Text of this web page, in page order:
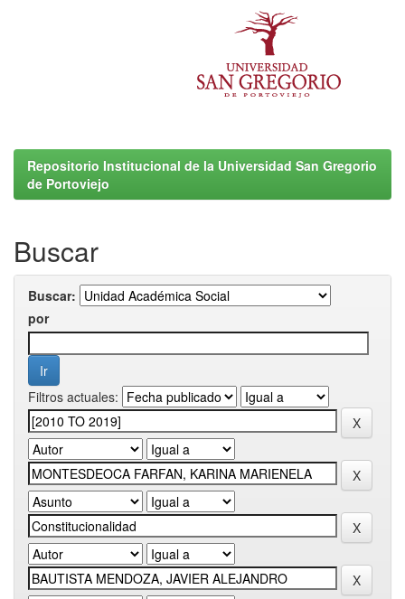
Repositorio Institucional de la Universidad San Gregorio
de Portoviejo
Buscar
Buscar:
por
Filtros actuales: